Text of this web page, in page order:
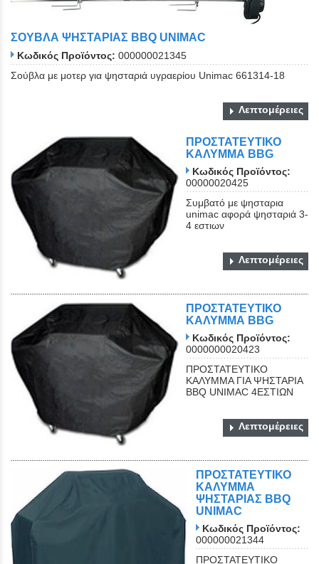
ΣΟΥΒΛΑ ΨΗΣΤΑΡΙΑΣ BBQ UNIMAC
Κωδικός Προϊόντος: 000000021345
Σούβλα με μοτερ για ψησταριά υγραερίου Unimac 661314-18
Λεπτομέρειες
ΠΡΟΣΤΑΤΕΥΤΙΚΟ
ΚΑΛΥΜΜΑ BBG
Κωδικός Προϊόντος:
00000020425
Συμβατό με ψησταρια
unimac αφορά ψησταριά 3-
4 εστιων
Λεπτομέρειες
ΠΡΟΣΤΑΤΕΥΤΙΚΟ
ΚΑΛΥΜΜΑ BBG
Κωδικός Προϊόντος:
0000000020423
ΠΡΟΣΤΑΤΕΥΤΙΚΟ
ΚΑΛΥΜΜΑ ΓΙΑ ΨΗΣΤΑΡΙΑ
BBQ UNIMAC 4EΣΤΙΩΝ
Λεπτομέρειες
ΠΡΟΣΤΑΤΕΥΤΙΚΟ
ΚΑΛΥΜΜΑ
ΨΗΣΤΑΡΙΑΣ BBQ
UNIMAC
Κωδικός Προϊόντος:
000000021344
ΠΡΟΣΤΑΤΕΥΤΙΚΟ